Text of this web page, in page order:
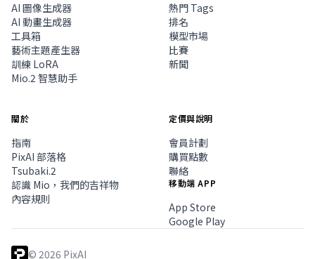
AI 圖像生成器
AI 動畫生成器
工具箱
藝術主題產生器
訓練 LoRA
Mio.2 智慧助手
熱門 Tags
排名
模型市場
比賽
新聞
關於
指南
PixAI 部落格
Tsubaki.2
認識 Mio，我們的吉祥物
內容規則
定價與說明
會員計劃
購買點數
聯絡
移動端 APP
App Store
Google Play
© 2026 PixAI